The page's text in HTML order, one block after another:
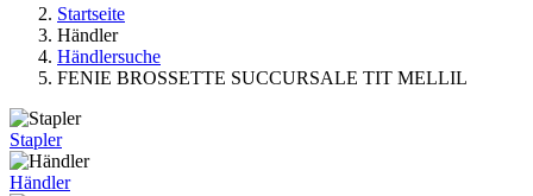
Startseite
Händler
Händlersuche
FENIE BROSSETTE SUCCURSALE TIT MELLIL
Stapler
Händler